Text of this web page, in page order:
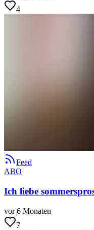
4
Feed
ABO
Ich liebe
vor 6 Monaten
7